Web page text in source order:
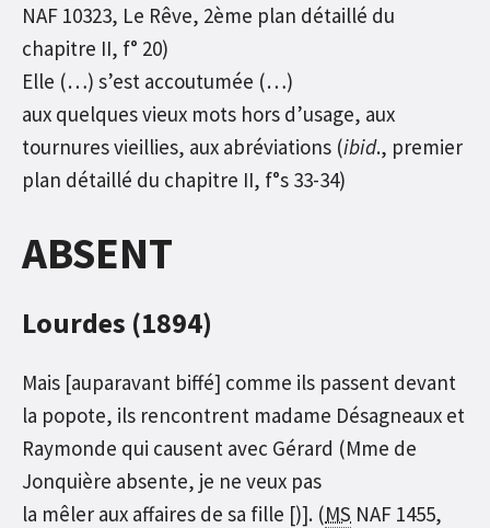
NAF 10323, Le Rêve, 2ème plan détaillé du
chapitre II, f° 20)
Elle (…) s’est accoutumée (…)
aux quelques vieux mots hors d’usage, aux
tournures vieillies, aux abréviations (ibid., premier
plan détaillé du chapitre II, f°s 33-34)
ABSENT
Lourdes (1894)
Mais [auparavant biffé] comme ils passent devant
la popote, ils rencontrent madame Désagneaux et
Raymonde qui causent avec Gérard (Mme de
Jonquière absente, je ne veux pas
la mêler aux affaires de sa fille [)]. (MS NAF 1455,